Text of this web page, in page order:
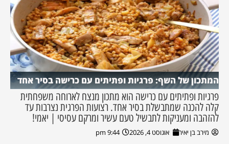
המתכון של השף: פרגיות ופתיתים עם כרישה בסיר אחד
פרגיות ופתיתים עם כרישה הוא מתכון מנצח לארוחה משפחתית
קלה להכנה שמתבשלת בסיר אחד. רצועות הפרגית נצרבות עד
להזהבה ומעניקות לתבשיל טעם עשיר ומרקם עסיסי | יאמי!
מירב בן יאיר אוגוסט 4, 2026 9:44 pm